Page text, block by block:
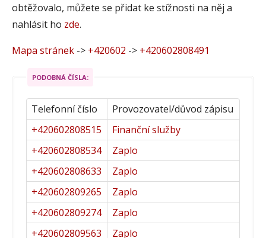
obtěžovalo, můžete se přidat ke stížnosti na něj a
nahlásit ho zde.
Mapa stránek -> +420602 -> +420602808491
PODOBNÁ ČÍSLA:
Telefonní číslo
Provozovatel/důvod zápisu
+420602808515
Finanční služby
+420602808534
Zaplo
+420602808633
Zaplo
+420602809265
Zaplo
+420602809274
Zaplo
+420602809563
Zaplo